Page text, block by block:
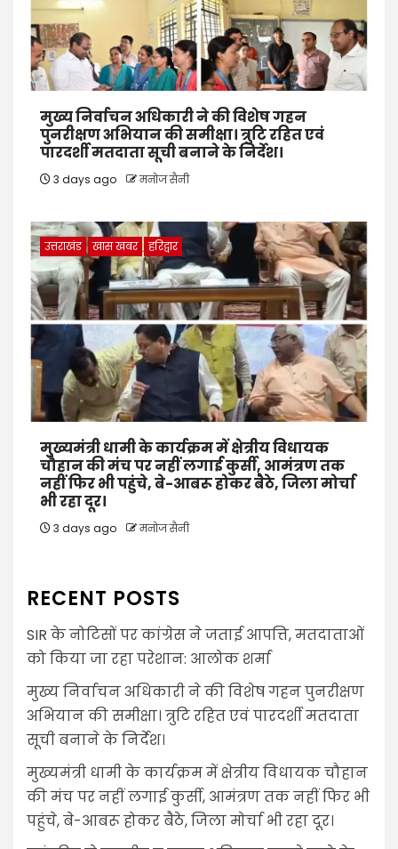
मुख्य निर्वाचन अधिकारी ने की विशेष गहन
पुनरीक्षण अभियान की समीक्षा। त्रुटि रहित एवं
पारदर्शी मतदाता सूची बनाने के निर्देश।
3 days ago मनोज सैनी
उत्तराखंड खास खबर हरिद्वार
मुख्यमंत्री धामी के कार्यक्रम में क्षेत्रीय विधायक
चौहान की मंच पर नहीं लगाई कुर्सी, आमंत्रण तक
नहीं फिर भी पहुंचे, बे-आबरू होकर बैठे, जिला मोर्चा
भी रहा दूर।
3 days ago मनोज सैनी
RECENT POSTS
SIR के नोटिसों पर कांग्रेस ने जताई आपत्ति, मतदाताओं
को किया जा रहा परेशान: आलोक शर्मा
मुख्य निर्वाचन अधिकारी ने की विशेष गहन पुनरीक्षण
अभियान की समीक्षा। त्रुटि रहित एवं पारदर्शी मतदाता
सूची बनाने के निर्देश।
मुख्यमंत्री धामी के कार्यक्रम में क्षेत्रीय विधायक चौहान
की मंच पर नहीं लगाई कुर्सी, आमंत्रण तक नहीं फिर भी
पहुंचे, बे-आबरू होकर बैठे, जिला मोर्चा भी रहा दूर।